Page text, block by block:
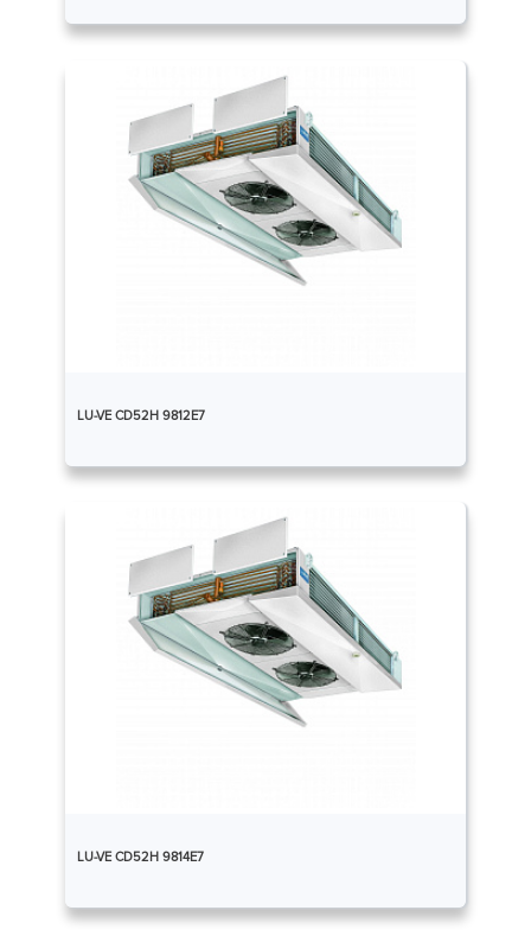
LU-VE CD52H 9812E7
LU-VE CD52H 9814E7